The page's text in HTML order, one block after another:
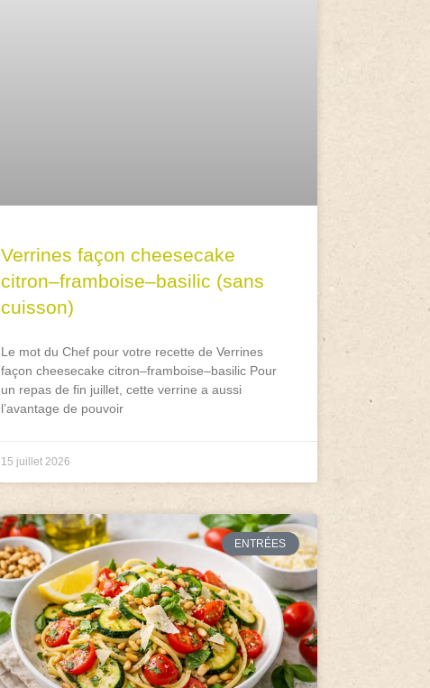
Verrines façon cheesecake
citron–framboise–basilic (sans
cuisson)
Le mot du Chef pour votre recette de Verrines
façon cheesecake citron–framboise–basilic Pour
un repas de fin juillet, cette verrine a aussi
l’avantage de pouvoir
15 juillet 2026
ENTRÉES